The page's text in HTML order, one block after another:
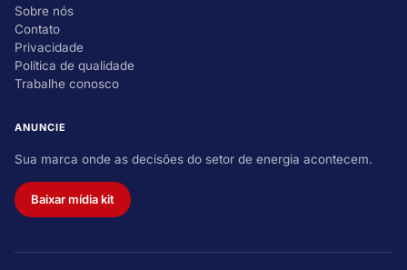
Sobre nós
Contato
Privacidade
Política de qualidade
Trabalhe conosco
ANUNCIE
Sua marca onde as decisões do setor de energia acontecem.
Baixar mídia kit